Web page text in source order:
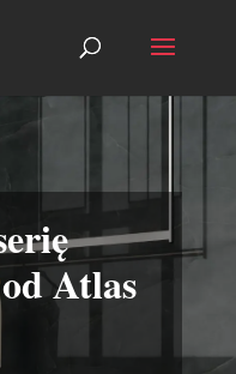
Atlas